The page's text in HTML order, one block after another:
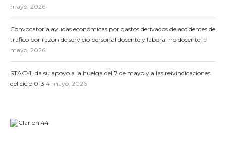
mayo, 2026
Convocatoria ayudas económicas por gastos derivados de accidentes de
tráfico por razón de servicio personal docente y laboral no docente 19
mayo, 2026
STACYL da su apoyo a la huelga del 7 de mayo y a las reivindicaciones
del ciclo 0-3 4 mayo, 2026